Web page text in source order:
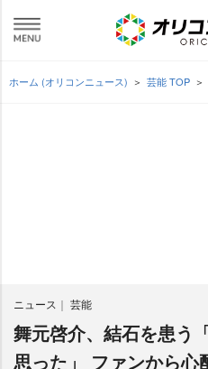
ホーム (オリコンニュース) 芸能 TOP
ニュース 芸能
舞元啓介、結石を患う
思った」 ファンから心